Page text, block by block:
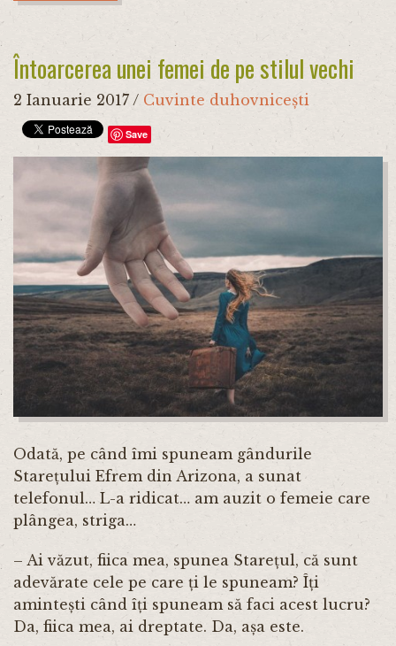
Întoarcerea unei femei de pe stilul vechi
2 Ianuarie 2017 / Cuvinte duhovnicești
Save
Odată, pe când îmi spuneam gândurile
Starețului Efrem din Arizona, a sunat
telefonul… L-a ridicat… am auzit o femeie care
plângea, striga…
– Ai văzut, fiica mea, spunea Starețul, că sunt
adevărate cele pe care ți le spuneam? Îți
amintești când îți spuneam să faci acest lucru?
Da, fiica mea, ai dreptate. Da, așa este.